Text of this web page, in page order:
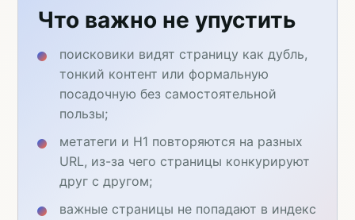
Что важно не упустить
поисковики видят страницу как дубль,
тонкий контент или формальную
посадочную без самостоятельной
пользы;
метатеги и H1 повторяются на разных
URL, из-за чего страницы конкурируют
друг с другом;
важные страницы не попадают в индекс